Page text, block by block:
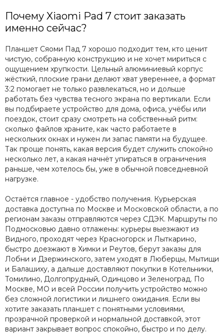
Почему Xiaomi Pad 7 стоит заказать
именно сейчас?
Планшет Сяоми Пад 7 хорошо подходит тем, кто ценит
чистую, собранную конструкцию и не хочет мириться с
ощущением хрупкости. Цельный алюминиевый корпус
жёсткий, плоские грани делают хват увереннее, а формат
3:2 помогает не только развлекаться, но и дольше
работать без чувства тесного экрана по вертикали. Если
вы подбираете устройство для дома, офиса, учёбы или
поездок, стоит сразу смотреть на собственный ритм:
сколько файлов храните, как часто работаете в
нескольких окнах и нужен ли запас памяти на будущее.
Так проще понять, какая версия будет служить спокойно
несколько лет, а какая начнёт упираться в ограничения
раньше, чем хотелось бы, уже в обычной повседневной
нагрузке.
Остаётся главное - удобство получения. Курьерская
доставка доступна по Москве и Московской области, а по
регионам заказы отправляются через СДЭК. Маршруты по
Подмосковью давно отлажены: курьеры выезжают из
Видного, проходят через Красногорск и Лыткарино,
быстро доезжают в Химки и Реутов, берут заказы для
Лобни и Дзержинского, затем уходят в Люберцы, Мытищи
и Балашиху, а дальше доставляют покупки в Котельники,
Томилино, Долгопрудный, Одинцово и Зеленоград. По
Москве, МО и всей России получить устройство можно
без сложной логистики и лишнего ожидания. Если вы
хотите заказать планшет с понятными условиями,
прозрачной проверкой и нормальной доставкой, этот
вариант закрывает вопрос спокойно, быстро и по делу.